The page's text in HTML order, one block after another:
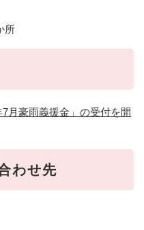
所
7月豪雨義援金」の受付を開
わせ先